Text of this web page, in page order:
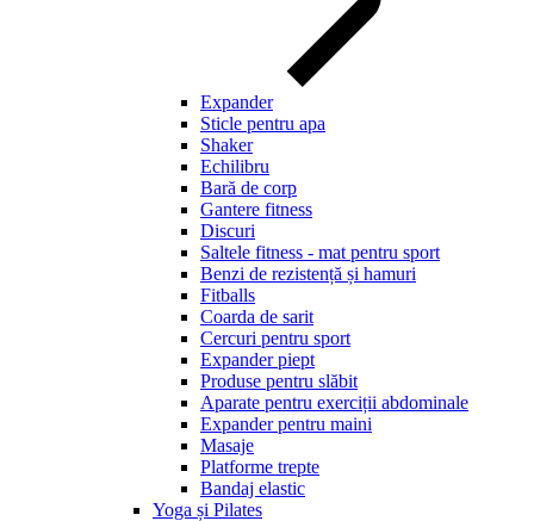
Expander
Sticle pentru apa
Shaker
Echilibru
Bară de corp
Gantere fitness
Discuri
Saltele fitness - mat pentru sport
Benzi de rezistență și hamuri
Fitballs
Coarda de sarit
Cercuri pentru sport
Expander piept
Produse pentru slăbit
Aparate pentru exerciții abdominale
Expander pentru maini
Masaje
Platforme trepte
Bandaj elastic
Yoga și Pilates